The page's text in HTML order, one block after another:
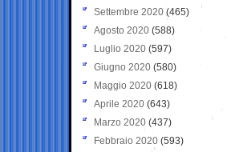
Settembre 2020(465)
Agosto 2020 (588)
Luglio 2020 (597)
Giugno 2020 (580)
Maggio 2020 (618)
Aprile 2020 (643)
Marzo 2020 (437)
Febbraio 2020 (593)